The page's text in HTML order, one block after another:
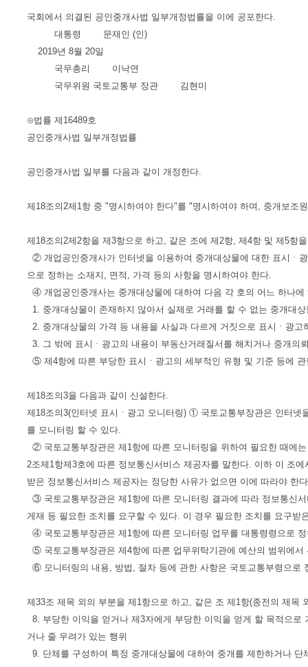
국회에서 의결된 공인중개사법 일부개정법률을 이에 공포한다.
대통령 문재인 (인)
2019년 8월 20일
국무총리 이낙연
국무위원 국토교통부 장관 김현미
⊙법률 제16489호
공인중개사법 일부개정법률
공인중개사법 일부를 다음과 같이 개정한다.
제18조의2제1항 중 "명시하여야 한다"를 "명시하여야 하며, 중개보조
제18조의2제2항을 제3항으로 하고, 같은 조에 제2항, 제4항 및 제5항
② 개업공인중개사가 인터넷을 이용하여 중개대상물에 대한 표시ㆍ
으로 정하는 소재지, 면적, 가격 등의 사항을 명시하여야 한다.
④ 개업공인중개사는 중개대상물에 대하여 다음 각 호의 어느 하나
1. 중개대상물이 존재하지 않아서 실제로 거래를 할 수 없는 중개대
2. 중개대상물의 가격 등 내용을 사실과 다르게 거짓으로 표시ㆍ광
3. 그 밖에 표시ㆍ광고의 내용이 부동산거래질서를 해치거나 중개
⑤ 제4항에 따른 부당한 표시ㆍ광고의 세부적인 유형 및 기준 등에
제18조의3을 다음과 같이 신설한다.
제18조의3(인터넷 표시ㆍ광고 모니터링) ① 국토교통부장관은 인터
를 모니터링 할 수 있다.
② 국토교통부장관은 제1항에 따른 모니터링을 위하여 필요한 때에
2조제1항제3호에 따른 정보통신서비스 제공자를 말한다. 이하 이 조
받은 정보통신서비스 제공자는 정당한 사유가 없으면 이에 따라야 한
③ 국토교통부장관은 제1항에 따른 모니터링 결과에 따라 정보통신
게재 등 필요한 조치를 요구할 수 있다. 이 경우 필요한 조치를 요구
④ 국토교통부장관은 제1항에 따른 모니터링 업무를 대통령령으로
⑤ 국토교통부장관은 제4항에 따른 업무위탁기관에 예산의 범위에
⑥ 모니터링의 내용, 방법, 절차 등에 관한 사항은 국토교통부령으로
제33조 제목 외의 부분을 제1항으로 하고, 같은 조 제1항(종전의 제목
8. 부당한 이익을 얻거나 제3자에게 부당한 이익을 얻게 할 목적으
거나 줄 우려가 있는 행위
9. 단체를 구성하여 특정 중개대상물에 대하여 중개를 제한하거나